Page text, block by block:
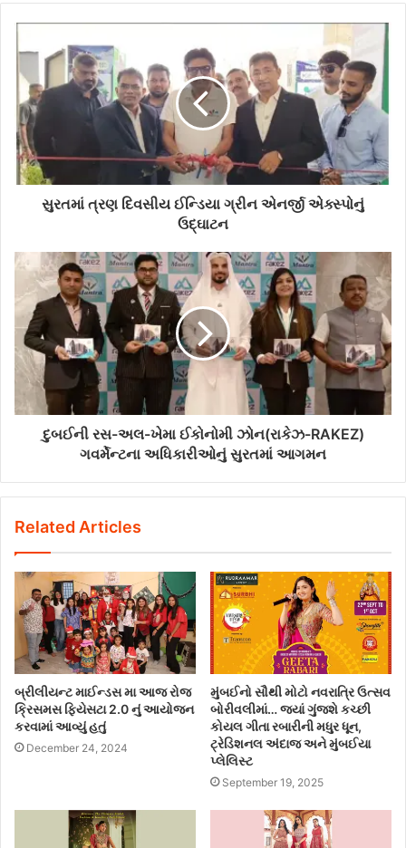
સુરતમાં ત્રણ દિવસીય ઈન્ડિયા ગ્રીન એનર્જી એક્સ્પોનું
ઉદ્ઘાટન
દુબઈની રસ-અલ-ખેમા ઈકોનોમી ઝોન(રાકેઝ-RAKEZ)
ગવર્મેન્ટના અધિકારીઓનું સુરતમાં આગમન
Related Articles
બ્રીલીયન્ટ માઈન્ડસ મા આજ રોજ
ક્રિસમસ ફિયેસટા 2.0 નું આયોજન
કરવામાં આવ્યું હતું
December 24, 2024
મુંબઈનો સૌથી મોટો નવરાત્રિ ઉત્સવ
બોરીવલીમાં… જ્યાં ગુંજશે કચ્છી
કોયલ ગીતા રબારીની મધુર ધૂન,
ટ્રેડિશનલ અંદાજ અને મુંબઈયા
પ્લેલિસ્ટ
September 19, 2025